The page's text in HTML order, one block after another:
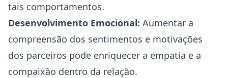
tais comportamentos.
Desenvolvimento Emocional: Aumentar a
compreensão dos sentimentos e motivações
dos parceiros pode enriquecer a empatia e a
compaixão dentro da relação.